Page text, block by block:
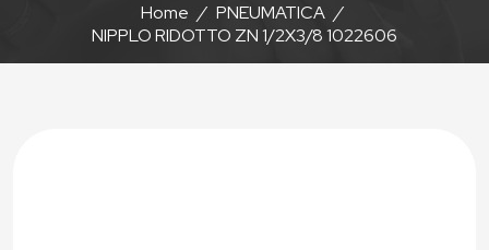
Home / PNEUMATICA /
NIPPLO RIDOTTO ZN 1/2X3/8 1022606